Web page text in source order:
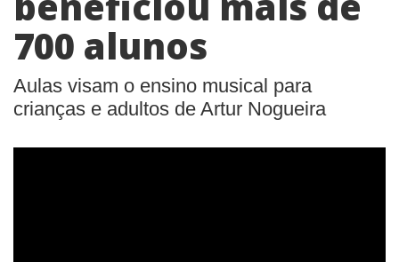
LISTA DIGITAL
TELEFONES ÚTEIS
CONTATO
700 alunos
Aulas visam o ensino musical para
crianças e adultos de Artur Nogueira